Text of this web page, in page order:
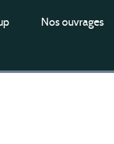
Nos ouvrages